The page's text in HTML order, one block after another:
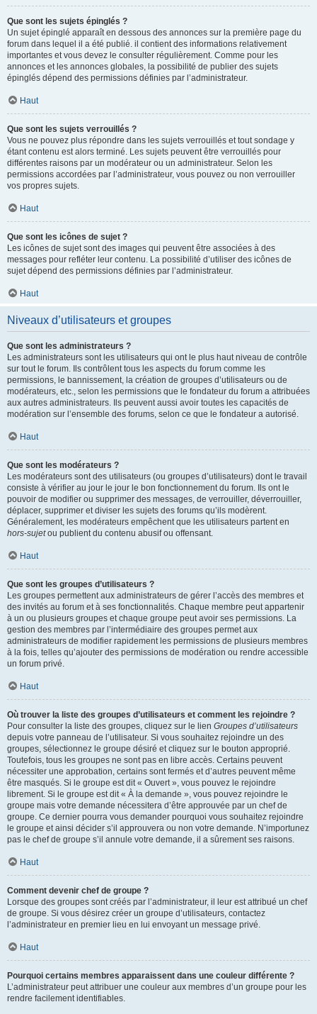
Que sont les sujets épinglés ?
Un sujet épinglé apparaît en dessous des annonces sur la première page du
forum dans lequel il a été publié. il contient des informations relativement
importantes et vous devez le consulter régulièrement. Comme pour les
annonces et les annonces globales, la possibilité de publier des sujets
épinglés dépend des permissions définies par l’administrateur.
Haut
Que sont les sujets verrouillés ?
Vous ne pouvez plus répondre dans les sujets verrouillés et tout sondage y
étant contenu est alors terminé. Les sujets peuvent être verrouillés pour
différentes raisons par un modérateur ou un administrateur. Selon les
permissions accordées par l’administrateur, vous pouvez ou non verrouiller
vos propres sujets.
Haut
Que sont les icônes de sujet ?
Les icônes de sujet sont des images qui peuvent être associées à des
messages pour refléter leur contenu. La possibilité d’utiliser des icônes de
sujet dépend des permissions définies par l’administrateur.
Haut
Niveaux d’utilisateurs et groupes
Que sont les administrateurs ?
Les administrateurs sont les utilisateurs qui ont le plus haut niveau de contrôle
sur tout le forum. Ils contrôlent tous les aspects du forum comme les
permissions, le bannissement, la création de groupes d’utilisateurs ou de
modérateurs, etc., selon les permissions que le fondateur du forum a attribuées
aux autres administrateurs. Ils peuvent aussi avoir toutes les capacités de
modération sur l’ensemble des forums, selon ce que le fondateur a autorisé.
Haut
Que sont les modérateurs ?
Les modérateurs sont des utilisateurs (ou groupes d’utilisateurs) dont le travail
consiste à vérifier au jour le jour le bon fonctionnement du forum. Ils ont le
pouvoir de modifier ou supprimer des messages, de verrouiller, déverrouiller,
déplacer, supprimer et diviser les sujets des forums qu’ils modèrent.
Généralement, les modérateurs empêchent que les utilisateurs partent en
hors-sujetou publient du contenu abusif ou offensant.
Haut
Que sont les groupes d’utilisateurs ?
Les groupes permettent aux administrateurs de gérer l’accès des membres et
des invités au forum et à ses fonctionnalités. Chaque membre peut appartenir
à un ou plusieurs groupes et chaque groupe peut avoir ses permissions. La
gestion des membres par l’intermédiaire des groupes permet aux
administrateurs de modifier rapidement les permissions de plusieurs membres
à la fois, telles qu’ajouter des permissions de modération ou rendre accessible
un forum privé.
Haut
Où trouver la liste des groupes d’utilisateurs et comment les rejoindre ?
Pour consulter la liste des groupes, cliquez sur le lien Groupes d’utilisateurs
depuis votre panneau de l’utilisateur. Si vous souhaitez rejoindre un des
groupes, sélectionnez le groupe désiré et cliquez sur le bouton approprié.
Toutefois, tous les groupes ne sont pas en libre accès. Certains peuvent
nécessiter une approbation, certains sont fermés et d’autres peuvent même
être masqués. Si le groupe est dit « Ouvert », vous pouvez le rejoindre
librement. Si le groupe est dit « À la demande », vous pouvez rejoindre le
groupe mais votre demande nécessitera d’être approuvée par un chef de
groupe. Ce dernier pourra vous demander pourquoi vous souhaitez rejoindre
le groupe et ainsi décider s’il approuvera ou non votre demande. N’importunez
pas le chef de groupe s’il annule votre demande, il a sûrement ses raisons.
Haut
Comment devenir chef de groupe ?
Lorsque des groupes sont créés par l’administrateur, il leur est attribué un chef
de groupe. Si vous désirez créer un groupe d’utilisateurs, contactez
l’administrateur en premier lieu en lui envoyant un message privé.
Haut
Pourquoi certains membres apparaissent dans une couleur différente ?
L’administrateur peut attribuer une couleur aux membres d’un groupe pour les
rendre facilement identifiables.